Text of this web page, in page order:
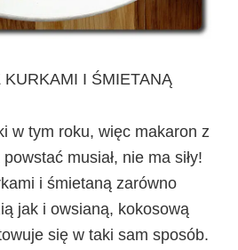
KURKAMI I ŚMIETANĄ
w tym roku, więc makaron z
musiał, nie ma siły!
i śmietaną zarówno
jak i owsianą, kokosową
się w taki sam sposób.